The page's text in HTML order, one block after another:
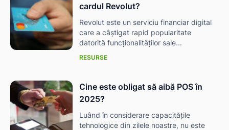
cardul Revolut?
Revolut este un serviciu financiar digital
care a câștigat rapid popularitate
datorită funcționalităților sale...
RESURSE
Cine este obligat să aibă POS în
2025?
Luând în considerare capacitățile
tehnologice din zilele noastre, nu este